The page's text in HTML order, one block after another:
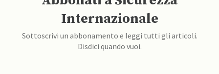
Internazionale
Sottoscrivi un abbonamento e leggi tutti gli articoli.
Disdici quando vuoi.